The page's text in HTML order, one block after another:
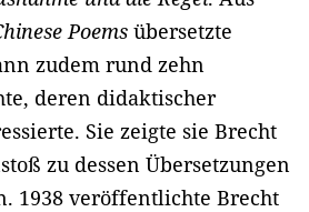
Poems übersetzte
zudem rund zehn
deren didaktischer
Sie zeigte sie Brecht
zu dessen Übersetzungen
1938 veröffentlichte Brecht